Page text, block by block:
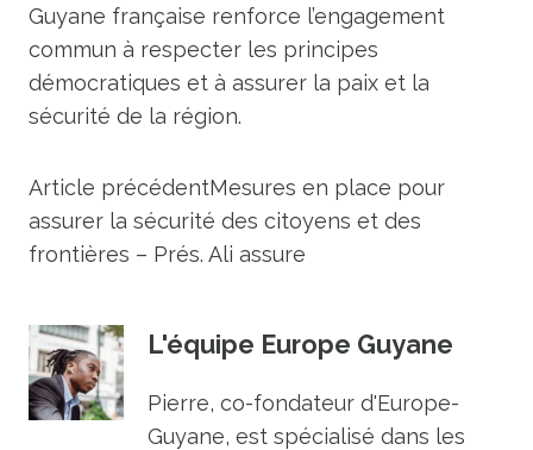
Guyane française renforce l’engagement
commun à respecter les principes
démocratiques et à assurer la paix et la
sécurité de la région.
Article précédentMesures en place pour
assurer la sécurité des citoyens et des
frontières – Prés. Ali assure
L'équipe Europe Guyane
Pierre, co-fondateur d'Europe-
Guyane, est spécialisé dans les